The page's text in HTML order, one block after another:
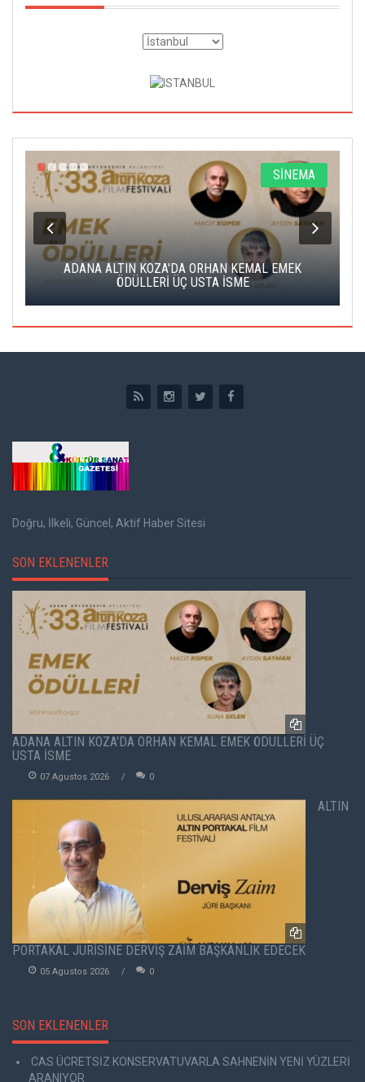
SİNEMA
ADANA ALTIN KOZA'DA ORHAN KEMAL EMEK
ÖDÜLLERİ ÜÇ USTA İSME
Doğru, İlkeli, Güncel, Aktif Haber Sitesi
SON EKLENENLER
ADANA ALTIN KOZA'DA ORHAN KEMAL EMEK ÖDÜLLERİ ÜÇ
USTA İSME
07 Agustos 2026 0
ALTIN
PORTAKAL JÜRİSİNE DERVİŞ ZAİM BAŞKANLIK EDECEK
05 Agustos 2026 0
SON EKLENENLER
CAS ÜCRETSİZ KONSERVATUVARLA SAHNENİN YENİ YÜZLERİ
ARANIYOR